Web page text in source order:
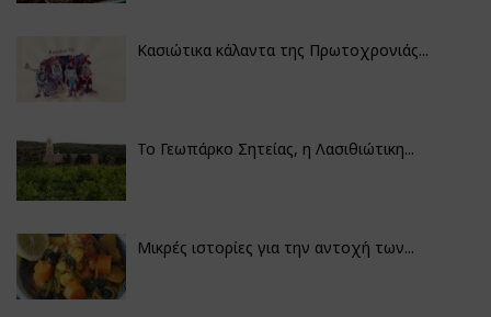
Κασιώτικα κάλαντα της Πρωτοχρονιάς...
Το Γεωπάρκο Σητείας, η Λασιθιώτικη...
Μικρές ιστορίες για την αντοχή των...